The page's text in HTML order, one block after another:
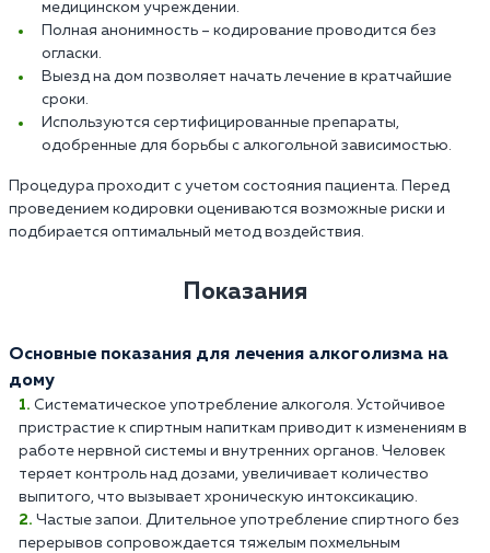
медицинском учреждении.
Полная анонимность – кодирование проводится без
огласки.
Выезд на дом позволяет начать лечение в кратчайшие
сроки.
Используются сертифицированные препараты,
одобренные для борьбы с алкогольной зависимостью.
Процедура проходит с учетом состояния пациента. Перед
проведением кодировки оцениваются возможные риски и
подбирается оптимальный метод воздействия.
Показания
Основные показания для лечения алкоголизма на
дому
Систематическое употребление алкоголя. Устойчивое
пристрастие к спиртным напиткам приводит к изменениям в
работе нервной системы и внутренних органов. Человек
теряет контроль над дозами, увеличивает количество
выпитого, что вызывает хроническую интоксикацию.
Частые запои. Длительное употребление спиртного без
перерывов сопровождается тяжелым похмельным